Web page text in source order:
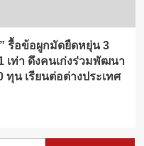
รื้อข้อผูกมัดยืดหยุ่น 3
เท่า ดึงคนเก่งร่วมพัฒนา
ทุน เรียนต่อต่างประเทศ